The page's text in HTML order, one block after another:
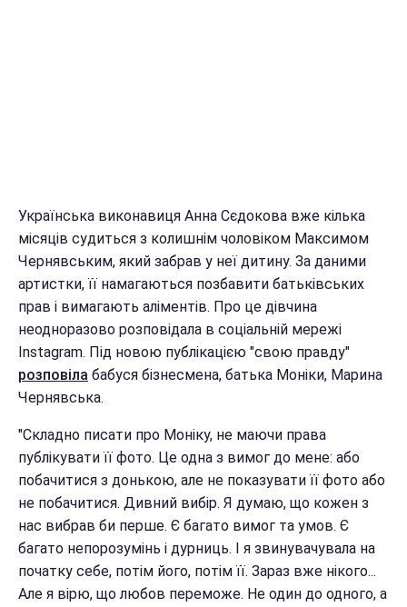
Українська виконавиця Анна Сєдокова вже кілька
місяців судиться з колишнім чоловіком Максимом
Чернявським, який забрав у неї дитину. За даними
артистки, її намагаються позбавити батьківських
прав і вимагають аліментів. Про це дівчина
неодноразово розповідала в соціальній мережі
Instagram. Під новою публікацією "свою правду"
розповіла бабуся бізнесмена, батька Моніки, Марина
Чернявська.
"Складно писати про Моніку, не маючи права
публікувати її фото. Це одна з вимог до мене: або
побачитися з донькою, але не показувати її фото або
не побачитися. Дивний вибір. Я думаю, що кожен з
нас вибрав би перше. Є багато вимог та умов. Є
багато непорозумінь і дурниць. І я звинувачувала на
початку себе, потім його, потім її. Зараз вже нікого...
Але я вірю, що любов переможе. Не один до одного, а